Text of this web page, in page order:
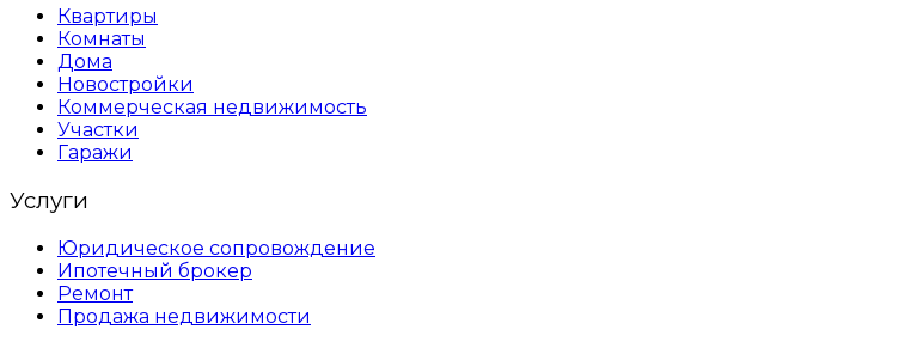
Квартиры
Комнаты
Дома
Новостройки
Коммерческая недвижимость
Участки
Гаражи
Услуги
Юридическое сопровождение
Ипотечный брокер
Ремонт
Продажа недвижимости